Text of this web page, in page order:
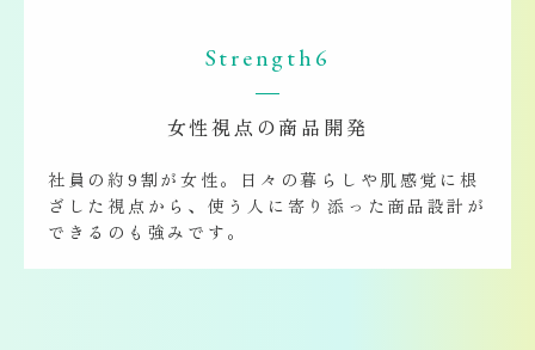
Strength6
女性視点の商品開発
社員の約9割が女性。日々の暮らしや肌感覚に根
ざした視点から、使う人に寄り添った商品設計が
できるのも強みです。